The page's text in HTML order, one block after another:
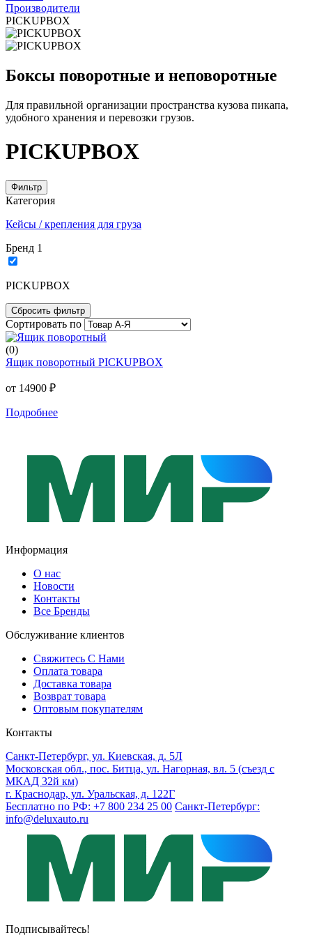
Производители
PICKUPBOX
Боксы поворотные и неповоротные
Для правильной организации пространства кузова пикапа,
удобного хранения и перевозки грузов.
PICKUPBOX
Фильтр
Категория
Кейсы / крепления для груза
Бренд 1
PICKUPBOX
Cбросить фильтр
Сортировать по
(0)
Ящик поворотный PICKUPBOX
от 14900 ₽
Подробнее
Информация
О нас
Новости
Контакты
Все Бренды
Обслуживание клиентов
Свяжитесь С Нами
Оплата товара
Доставка товара
Возврат товара
Оптовым покупателям
Контакты
Санкт-Петербург, ул. Киевская, д. 5Л
Московская обл., пос. Битца, ул. Нагорная, вл. 5 (съезд с
МКАД 32й км)
г. Краснодар, ул. Уральская, д. 122Г
Бесплатно по РФ: +7 800 234 25 00 Санкт-Петербург:
info@deluxauto.ru
Подписывайтесь!